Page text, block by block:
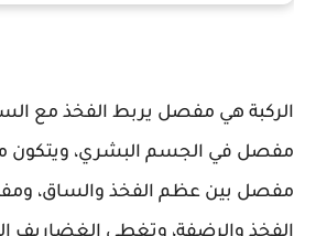
الركبة هي مفصل يربط الفخذ مع
مفصل في الجسم البشري، ويتكون
مفصل بين عظم الفخذ والساق،